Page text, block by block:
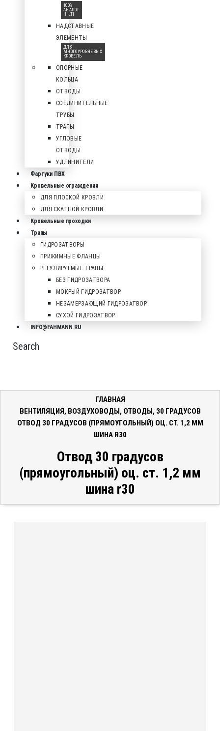
100%
АНАЛОГ
HILTI
НАДСТАВНЫЕ
ЭЛЕМЕНТЫ
ДЛЯ
МНОГОУРОВНЕВЫХ
КРОВЕЛЬ
ОПОРНЫЕ
КОЛЬЦА
ОТВОДЫ
СОЕДИНИТЕЛЬНЫЕ
ТРУБЫ
ТРАПЫ
УГЛОВЫЕ
ОТВОДЫ
УДЛИНИТЕЛИ
Фартуки ПВХ
Кровельные ограждения
ДЛЯ ПЛОСКОЙ КРОВЛИ
ДЛЯ СКАТНОЙ КРОВЛИ
Кровельные проходки
Трапы
ГИДРОЗАТВОРЫ
ПРИЖИМНЫЕ ФЛАНЦЫ
РЕГУЛИРУЕМЫЕ ТРАПЫ
БЕЗ ГИДРОЗАТВОРА
МОКРЫЙ ГИДРОЗАТВОР
НЕЗАМЕРЗАЮЩИЙ ГИДРОЗАТВОР
СУХОЙ ГИДРОЗАТВОР
INFO@FAHMANN.RU
Search
ГЛАВНАЯ
ВЕНТИЛЯЦИЯ, ВОЗДУХОВОДЫ, ОТВОДЫ, 30 ГРАДУСОВ
ОТВОД 30 ГРАДУСОВ (ПРЯМОУГОЛЬНЫЙ) ОЦ. СТ. 1,2 ММ
ШИНА R30
Отвод 30 градусов
(прямоугольный) оц. ст. 1,2 мм
шина r30